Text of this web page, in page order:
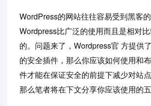
WordPress的网站往往容易受到黑客
Wordpress比广泛的使用而且是相对
的。问题来了，Wordpress官 方提供
的安全插件，那么你应该如何使用和
件才能在保证安全的前提下减少对站点
那么笔者将在下文分享你应该使用的